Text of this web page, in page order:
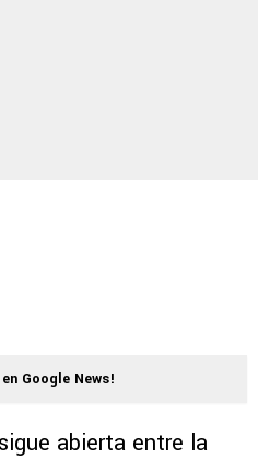
Google News!
abierta entre la